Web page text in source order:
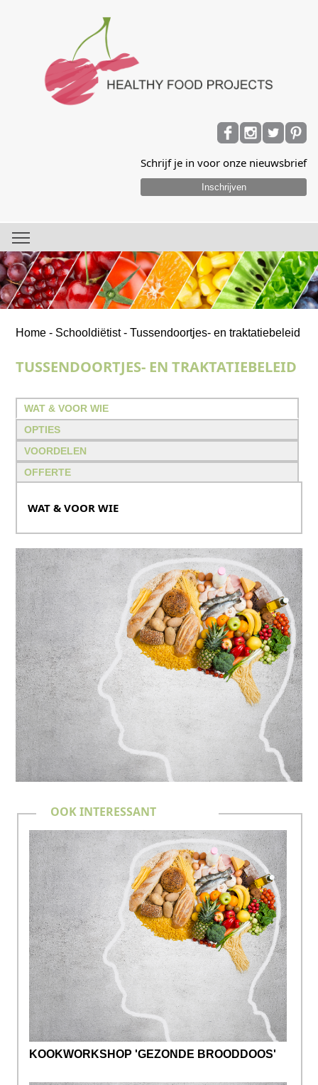
Schrijf je in voor onze nieuwsbrief
Home - Schooldiëtist-Tussendoortjes- en traktatiebeleid
TUSSENDOORTJES- EN TRAKTATIEBELEID
WAT & VOOR WIE
OPTIES
VOORDELEN
OFFERTE
WAT & VOOR WIE
OOK INTERESSANT
KOOKWORKSHOP 'GEZONDE BROODDOOS'